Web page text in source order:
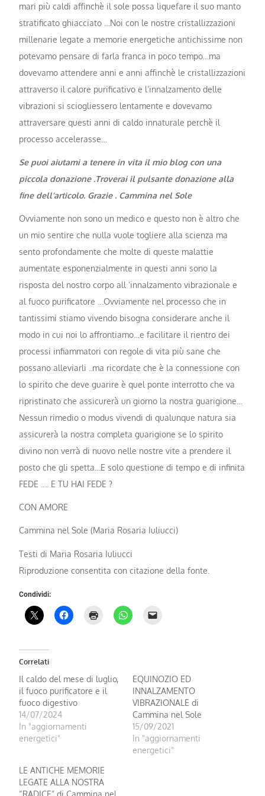
mari più caldi affinchè il sole possa liquefare il suo manto
stratificato ghiacciato …Noi con le nostre cristallizzazioni
millenarie legate a memorie energetiche antichissime non
potevamo pensare di farla franca in poco tempo…ma
dovevamo attendere anni e anni affinchè le cristallizzazioni
attraverso il calore purificativo e l’innalzamento delle
vibrazioni si sciogliessero lentamente e dovevamo
attraversare questi anni di caldo innaturale perchè il
processo accelerasse…
Se puoi aiutami a tenere in vita il mio blog con una
piccola donazione .Troverai il pulsante donazione alla
fine dell’articolo. Grazie . Cammina nel Sole
Ovviamente non sono un medico e questo non è altro che
un mio sentire che nulla vuole togliere alla scienza ma
sento profondamente che molte di queste malattie
aumentate esponenzialmente in questi anni sono la
risposta del nostro corpo all ‘innalzamento vibrazionale e
al fuoco purificatore …Ovviamente nel processo che in
tantissimi stiamo vivendo bisogna considerare anche il
modo in cui noi lo affrontiamo…e facilitare il rientro dei
processi infiammatori con regole di vita più sane che
possano alleviarli ..ma ricordate che è la connessione con
lo spirito che deve guarire è quel ponte interrotto che va
ripristinato che assicurerà un giorno la nostra guarigione…
Nessun rimedio o modus vivendi di qualunque natura sia
assicurerà la nostra completa guarigione se lo spirito
divino non verrà di nuovo nelle nostre vite a prendere il
posto che gli spetta…E solo questione di tempo e di infinita
FEDE …. E TU HAI FEDE ?
CON AMORE
Cammina nel Sole (Maria Rosaria Iuliucci)
Testi di Maria Rosaria Iuliucci
Riproduzione consentita con citazione della fonte.
Condividi:
Correlati
Il caldo del mese di luglio,
il fuoco purificatore e il
fuoco digestivo
14/07/2024
In "aggiornamenti
energetici"
EQUINOZIO ED
INNALZAMENTO
VIBRAZIONALE di
Cammina nel Sole
15/09/2021
In "aggiornamenti
energetici"
LE ANTICHE MEMORIE
LEGATE ALLA NOSTRA
“RADICE” di Cammina nel